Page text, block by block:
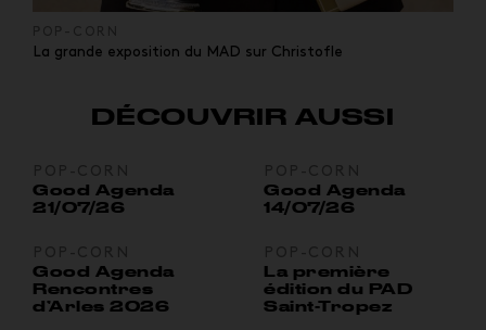
La grande exposition du MAD sur Christofle
DÉCOUVRIR AUSSI
Good Agenda
21/07/26
Good Agenda
14/07/26
Good Agenda
Rencontres
d’Arles 2026
La première
édition du PAD
Saint-Tropez